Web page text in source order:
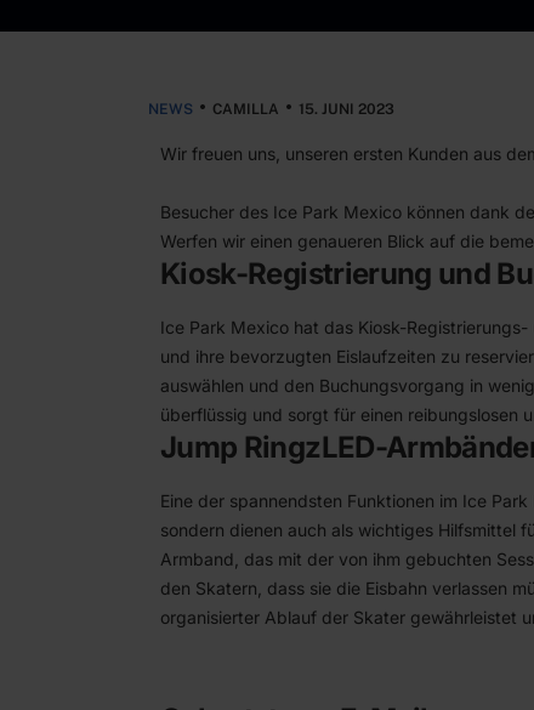
NEWS CAMILLA 15. JUNI 2023
Wir freuen uns, unseren ersten Kunden aus
Besucher des Ice Park Mexico können dank
Werfen wir einen genaueren Blick auf die
Kiosk-Registrierung und
Ice Park Mexico hat das Kiosk-
und ihre bevorzugten Eislaufzeiten zu
auswählen und den Buchungsvorgang in
überflüssig und sorgt für einen reibungslosen
Jump RingzLED-
Eine der spannendsten Funktionen im Ice
sondern dienen auch als wichtiges Hilfsmittel
Armband , das mit der von ihm gebuchten
den Skatern, dass sie die Eisbahn verlassen
organisierter Ablauf der Skater gewährleistet